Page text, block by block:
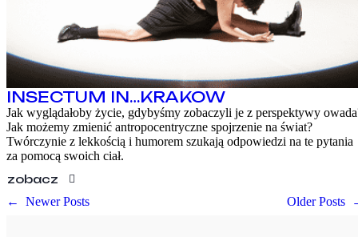
INSECTUM IN…KRAKOW
Jak wyglądałoby życie, gdybyśmy zobaczyli je z perspektywy
Jak możemy zmienić antropocentryczne spojrzenie na świat?
Twórczynie z lekkością i humorem szukają odpowiedzi na te pytania
za pomocą swoich ciał.
zobacz
←
Newer Posts Older Posts